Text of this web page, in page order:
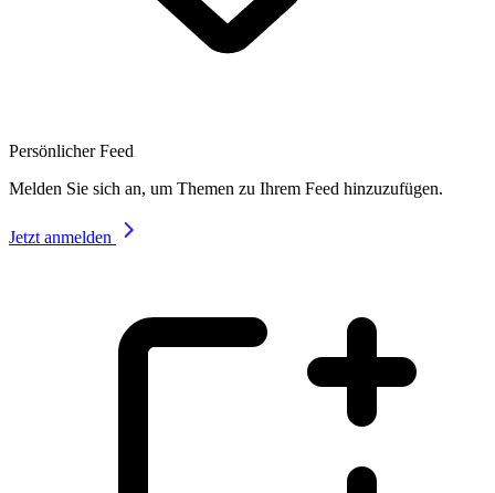
Persönlicher Feed
Melden Sie sich an, um Themen zu Ihrem Feed hinzuzufügen.
Jetzt anmelden